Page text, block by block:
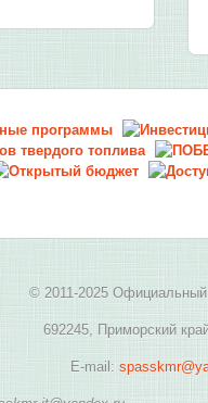
© 2011-2025 Официальный
692245, Приморский
E-mail: